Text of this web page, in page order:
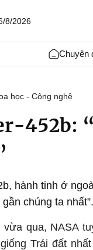
8/2026
Chuyên
học - Công nghệ
452b:
hành tinh ở
chúng ta nhất”.
vừa qua, NASA
Trái đất